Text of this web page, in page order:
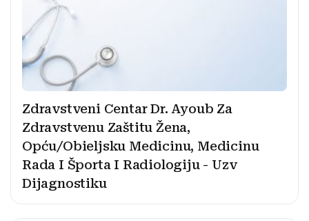
Zdravstveni Centar Dr. Ayoub Za
Zdravstvenu Zaštitu Žena,
Opću/Obieljsku Medicinu, Medicinu
Rada I Športa I Radiologiju - Uzv
Dijagnostiku